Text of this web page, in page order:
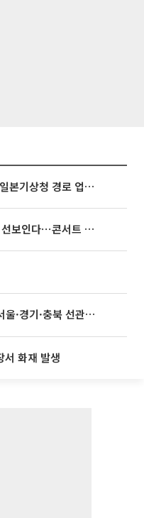
태풍 '돌핀' 오키나와 접근…일본기상청 경로 업데이트
빅뱅, 20주년 기념 '새 뱅봉' 선보인다⋯콘서트 앞두고 팝업 개최
선관위 등 추가 압수수색
서 화재 발생